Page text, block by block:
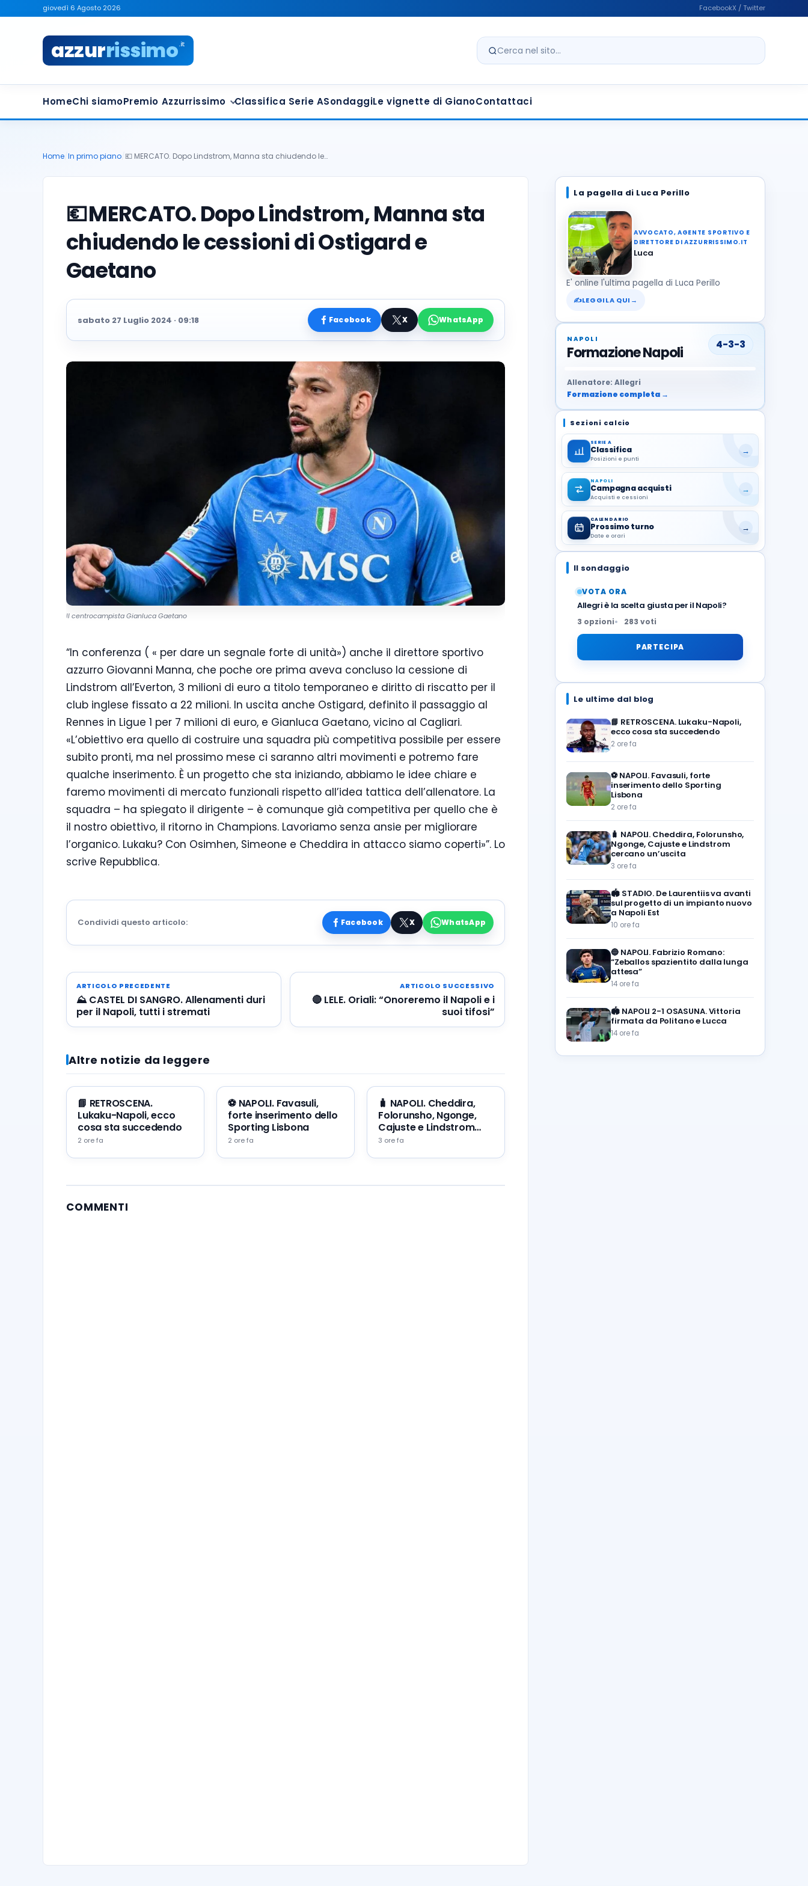
giovedì 6 Agosto 2026 FacebookX / Twitter
azzurrissimo.it
Cerca nel sito
HomeChi siamoPremio Azzurrissimo Classifica Serie ASondaggiLe vignette di GianoContattaci
Home In primo piano 💶 MERCATO. Dopo Lindstrom, Manna sta chiudendo le…
💶MERCATO. Dopo Lindstrom, Manna sta
chiudendo le cessioni di Ostigard e
Gaetano
sabato 27 Luglio 2024 · 09:18 Facebook X WhatsApp
Il centrocampista Gianluca Gaetano
“In conferenza ( « per dare un segnale forte di unità») anche il direttore sportivo
azzurro Giovanni Manna, che poche ore prima aveva concluso la cessione di
Lindstrom all’Everton, 3 milioni di euro a titolo temporaneo e diritto di riscatto per il
club inglese fissato a 22 milioni. In uscita anche Ostigard, definito il passaggio al
Rennes in Ligue 1 per 7 milioni di euro, e Gianluca Gaetano, vicino al Cagliari.
«L’obiettivo era quello di costruire una squadra più competitiva possibile per essere
subito pronti, ma nel prossimo mese ci saranno altri movimenti e potremo fare
qualche inserimento. È un progetto che sta iniziando, abbiamo le idee chiare e
faremo movimenti di mercato funzionali rispetto all’idea tattica dell’allenatore. La
squadra – ha spiegato il dirigente – è comunque già competitiva per quello che è
il nostro obiettivo, il ritorno in Champions. Lavoriamo senza ansie per migliorare
l’organico. Lukaku? Con Osimhen, Simeone e Cheddira in attacco siamo coperti»”. Lo
scrive Repubblica.
Condividi questo articolo: Facebook X WhatsApp
ARTICOLO PRECEDENTE
⛰️ CASTEL DI SANGRO. Allenamenti duri
per il Napoli, tutti i stremati
ARTICOLO SUCCESSIVO
🔴 LELE. Oriali: “Onoreremo il Napoli e i
suoi tifosi”
Altre notizie da leggere
📘 RETROSCENA.
Lukaku-Napoli, ecco
cosa sta succedendo
2 ore fa
⚽️ NAPOLI. Favasuli,
forte inserimento dello
Sporting Lisbona
2 ore fa
🧳 NAPOLI. Cheddira,
Folorunsho, Ngonge,
Cajuste e Lindstrom
cercano un’uscita
3 ore fa
COMMENTI
La pagella di Luca Perillo
AVVOCATO, AGENTE SPORTIVO E
DIRETTORE DI AZZURRISSIMO.IT
Luca
E' online l'ultima pagella di Luca Perillo
✍LEGGILA QUI →
NAPOLI
Formazione Napoli 4-3-3
Allenatore: Allegri
Formazione completa →
Sezioni calcio
SERIE A
Classifica
Posizioni e punti
→
NAPOLI
Campagna acquisti
Acquisti e cessioni
→
CALENDARIO
Prossimo turno
Date e orari
→
Il sondaggio
VOTA ORA
Allegri è la scelta giusta per il Napoli?
3 opzioni 283 voti
PARTECIPA
Le ultime dal blog
📘 RETROSCENA. Lukaku-Napoli,
ecco cosa sta succedendo
2 ore fa
⚽️ NAPOLI. Favasuli, forte
inserimento dello Sporting
Lisbona
2 ore fa
🧳 NAPOLI. Cheddira, Folorunsho,
Ngonge, Cajuste e Lindstrom
cercano un’uscita
3 ore fa
🏟️ STADIO. De Laurentiis va avanti
sul progetto di un impianto nuovo
a Napoli Est
10 ore fa
🔵 NAPOLI. Fabrizio Romano:
“Zeballos spazientito dalla lunga
attesa”
14 ore fa
🏟️ NAPOLI 2-1 OSASUNA. Vittoria
firmata da Politano e Lucca
14 ore fa